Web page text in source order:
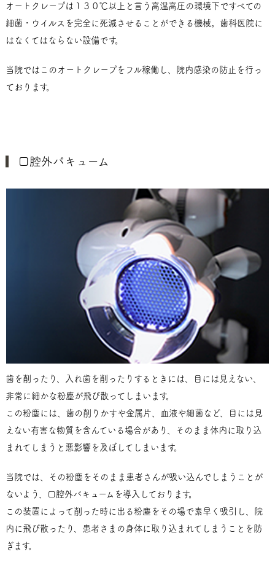
オートクレープは１３０℃以上と言う高温高圧の環境下ですべての
細菌・ウイルスを完全に死滅させることができる機械。歯科医院に
はなくてはならない設備です。
当院ではこのオートクレープをフル稼働し、院内感染の防止を行っ
ております。
口腔外バキューム
歯を削ったり、入れ歯を削ったりするときには、目には見えない、
非常に細かな粉塵が飛び散ってしまいます。
この粉塵には、歯の削りかすや金属片、血液や細菌など、目には見
えない有害な物質を含んている場合があり、そのまま体内に取り込
まれてしまうと悪影響を及ぼしてしまいます。
当院では、その粉塵をそのまま患者さんが吸い込んでしまうことが
ないよう、口腔外バキュームを導入しております。
この装置によって削った時に出る粉塵をその場で素早く吸引し、院
内に飛び散ったり、患者さまの身体に取り込まれてしまうことを防
ぎます。